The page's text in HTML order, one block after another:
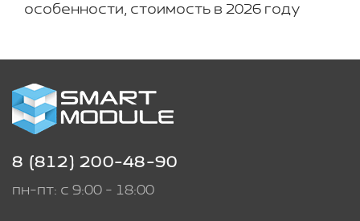
особенности, стоимость в 2026 году
8 (812) 200-48-90
пн-пт: с 9:00 - 18:00